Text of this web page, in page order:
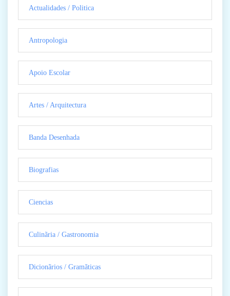
Actualidades / Politica
Antropologia
Apoio Escolar
Artes / Arquitectura
Banda Desenhada
Biografias
Ciencias
Culinãria / Gastronomia
Dicionãrios / Gramãticas